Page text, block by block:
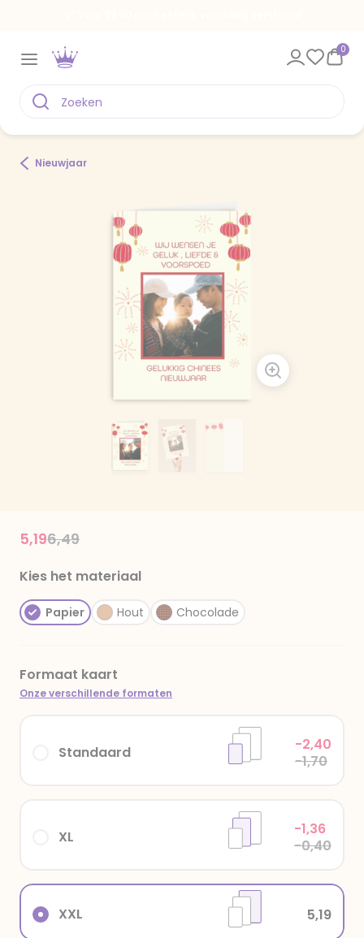
0
Nieuwjaar
Price reduced from
6,49to
5,19
Kies het materiaal
Papier Hout Chocolade
Formaat kaart
Onze verschillende formaten
XXL 5,19
XL
-1,36
-0,40
Standaard
-2,40
-1,70